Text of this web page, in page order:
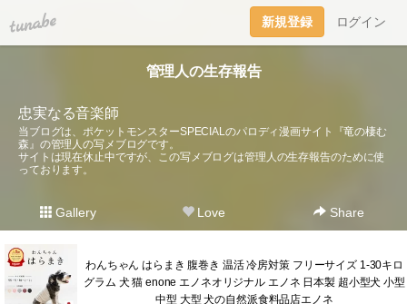
tuna.be 新規登録 ログイン
管理人の生存報告
忠実なる音楽師
当ブログは、ポケットモンスターSPECIALのパロディ漫画サイト『竜の棲む
森』の管理人の写メブログです。
サイトは現在休止中ですが、この写メブログは管理人の生存報告のために使
っております。
Gallery Love Share
わんちゃん はらまき 腹巻き 温活 冷房対策 フリーサイズ 1-30キロ
グラム 犬 猫 enone エノネオリジナル エノネ 日本製 超小型犬 小型
中型 大型 犬の自然派食料品店エノネ